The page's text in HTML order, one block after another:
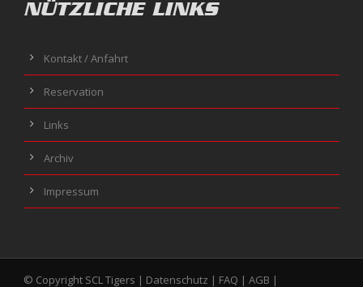
NÜTZLICHE LINKS
Kontakt / Anfahrt
Reservation
Links
Archiv
Impressum
© Copyright SCL Tigers | Datenschutz | FAQ | AGB |